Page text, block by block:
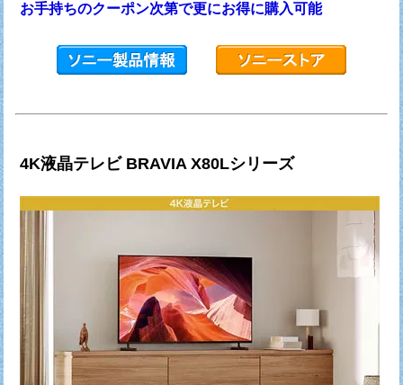
お手持ちのクーポン次第で更にお得に購入可能
4K液晶テレビ BRAVIA X80Lシリーズ